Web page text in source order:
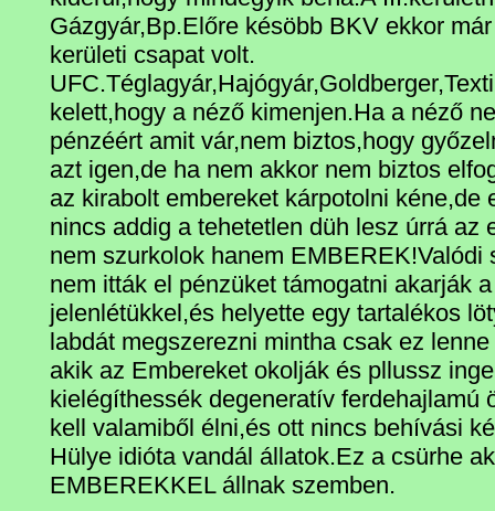
Gázgyár,Bp.Előre késöbb BKV ekkor
kerületi csapat volt.
kelett,hogy a néző kimenjen.Ha a néző
pénzéért amit vár,nem biztos,hogy
azt igen,de ha nem akkor nem biztos
az kirabolt embereket kárpotolni kéne,de
nincs addig a tehetetlen düh lesz úrrá az
nem szurkolok hanem
nem itták el pénzüket támogatni akarják
jelenlétükkel,és helyette egy tartalékos
labdát megszerezni mintha csak ez
akik az Embereket okolják és pllussz
kielégíthessék degeneratív ferdehajlamú
kell valamiből élni,és ott nincs behívási
Hülye idióta vandál állatok.Ez a csürhe
EMBEREKKEL állnak szemben.